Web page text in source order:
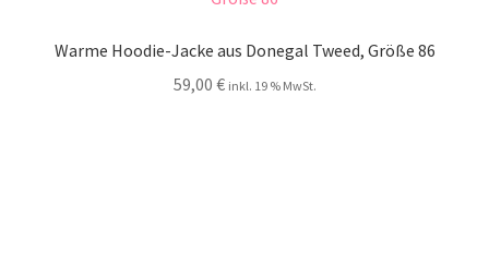
Warme Hoodie-Jacke aus Donegal Tweed, Größe 86
59,00 € inkl. 19 % MwSt.